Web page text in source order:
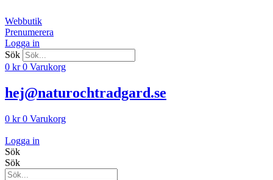
till
innehåll
Webbutik
Prenumerera
Logga in
Sök
0 kr 0 Varukorg
hej@naturochtradgard.se
0 kr 0 Varukorg
Logga in
Sök
Sök